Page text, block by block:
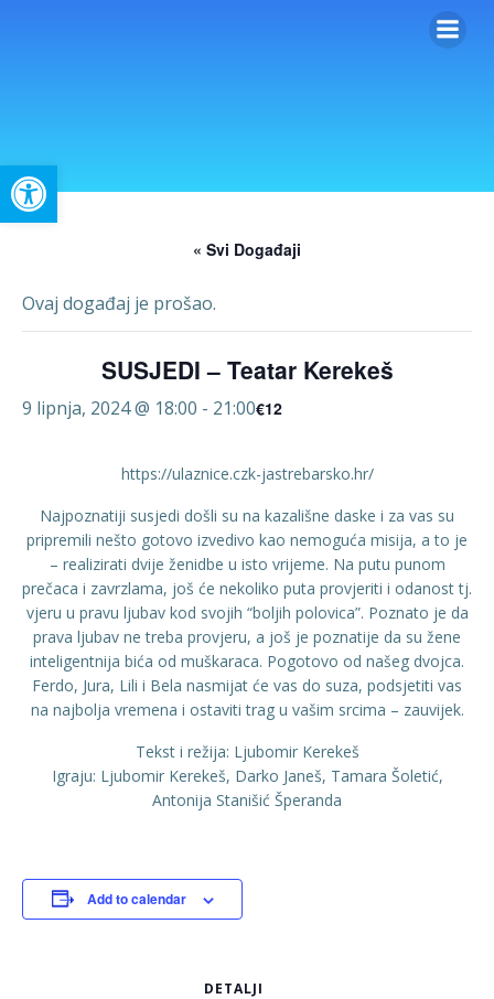
« Svi Događaji
Ovaj događaj je prošao.
SUSJEDI – Teatar Kerekeš
9 lipnja, 2024 @ 18:00 - 21:00€12
https://ulaznice.czk-jastrebarsko.hr/
Najpoznatiji susjedi došli su na kazališne daske i za vas su
pripremili nešto gotovo izvedivo kao nemoguća misija, a to je
– realizirati dvije ženidbe u isto vrijeme. Na putu punom
prečaca i zavrzlama, još će nekoliko puta provjeriti i odanost tj.
vjeru u pravu ljubav kod svojih “boljih polovica”. Poznato je da
prava ljubav ne treba provjeru, a još je poznatije da su žene
inteligentnija bića od muškaraca. Pogotovo od našeg dvojca.
Ferdo, Jura, Lili i Bela nasmijat će vas do suza, podsjetiti vas
na najbolja vremena i ostaviti trag u vašim srcima – zauvijek.
Tekst i režija: Ljubomir Kerekeš
Igraju: Ljubomir Kerekeš, Darko Janeš, Tamara Šoletić,
Antonija Stanišić Šperanda
Add to calendar
DETALJI
Open toolbar